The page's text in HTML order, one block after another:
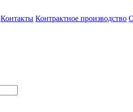
Контакты Контрактное производство